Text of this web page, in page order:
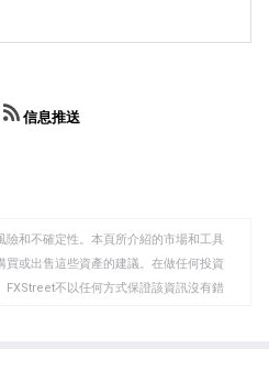
上升時進行的。在量化寬松
將其持有的到期債券的本金再
漲)。
信息推送
險和不確定性。本頁所介紹的市場和工具
或出售這些資產的建議。在做任何投資
FXStreet不以任何方式保證該資訊沒有錯